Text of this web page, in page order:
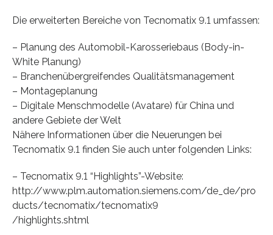
Die erweiterten Bereiche von Tecnomatix 9.1 umfassen:
– Planung des Automobil-Karosseriebaus (Body-in-
White Planung)
– Branchenübergreifendes Qualitätsmanagement
– Montageplanung
– Digitale Menschmodelle (Avatare) für China und
andere Gebiete der Welt
Nähere Informationen über die Neuerungen bei
Tecnomatix 9.1 finden Sie auch unter folgenden Links:
– Tecnomatix 9.1 “Highlights”-Website:
http://www.plm.automation.siemens.com/de_de/pro
ducts/tecnomatix/tecnomatix9
/highlights.shtml